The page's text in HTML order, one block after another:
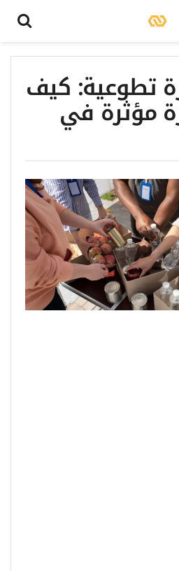
تطوعية: كيف
مؤثرة في